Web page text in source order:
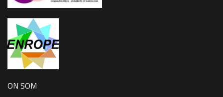
ON SOM